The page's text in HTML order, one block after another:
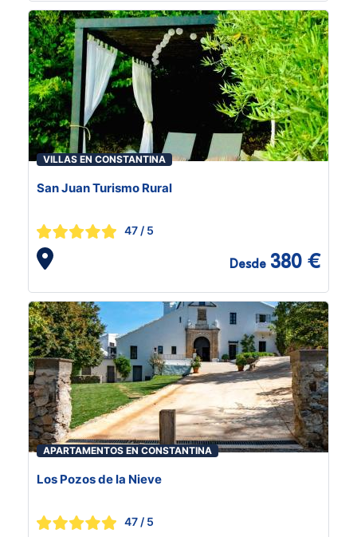
VILLAS EN CONSTANTINA
San Juan Turismo Rural
47 / 5
Desde 380 €
APARTAMENTOS EN CONSTANTINA
Los Pozos de la Nieve
47 / 5